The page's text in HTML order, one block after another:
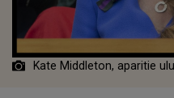
Kate Middleton, aparitie